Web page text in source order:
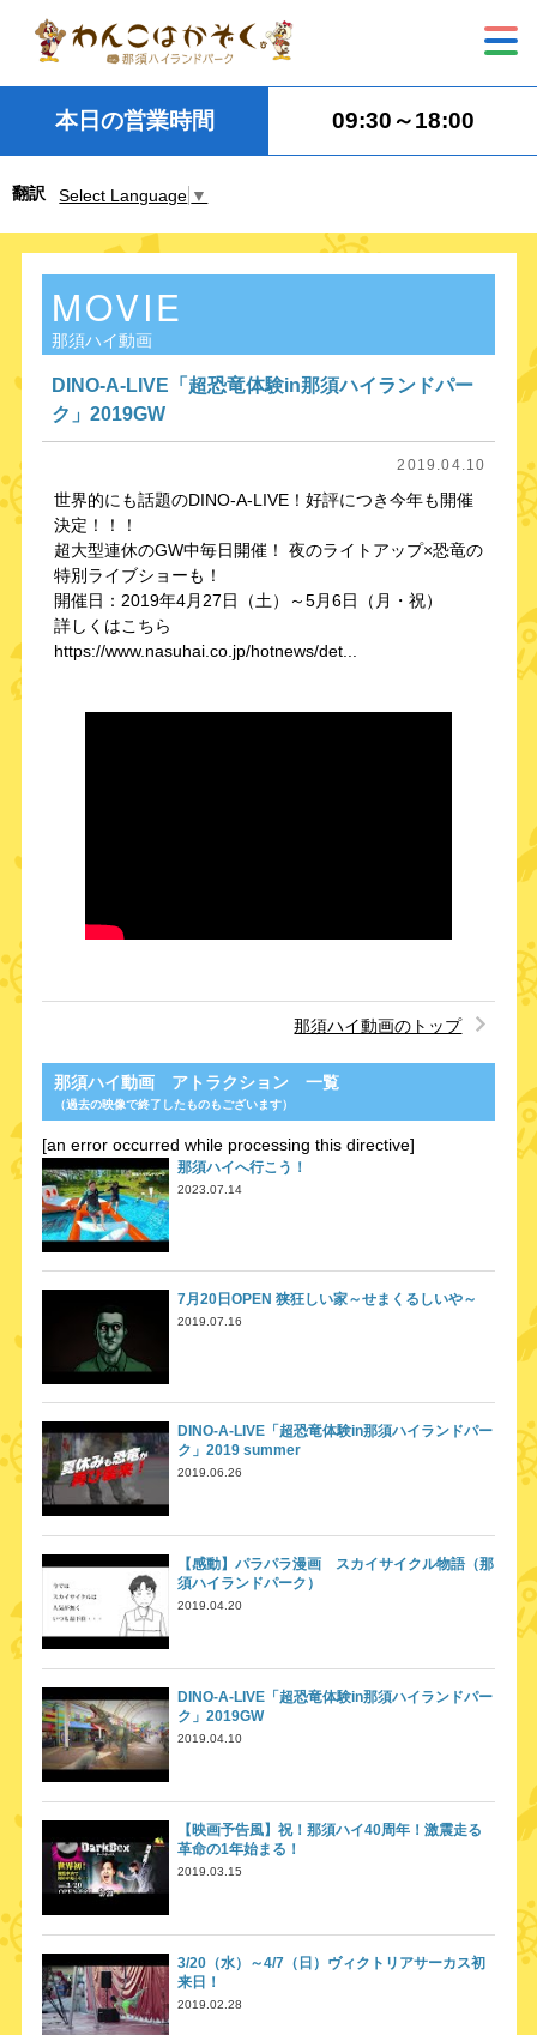
本日の営業時間 09:30～18:00
翻訳 Select Language ▼
MOVIE
那須ハイ動画
DINO-A-LIVE「超恐竜体験in那須ハイランドパー
ク」2019GW
2019.04.10
世界的にも話題のDINO-A-LIVE！好評につき今年も開催
決定！！！
超大型連休のGW中毎日開催！ 夜のライトアップ×恐⻯の
特別ライブショーも！
開催日：2019年4月27日（土）～5月6日（月・祝）
詳しくはこちら
https://www.nasuhai.co.jp/hotnews/det...
那須ハイ動画のトップ
那須ハイ動画 アトラクション 一覧
（過去の映像で終了したものもございます）
[an error occurred while processing this directive]
那須ハイへ行こう！
2023.07.14
7月20日OPEN 狭狂しい家～せまくるしいや～
2019.07.16
DINO-A-LIVE「超恐竜体験in那須ハイランドパー
ク」2019 summer
2019.06.26
【感動】パラパラ漫画 スカイサイクル物語（那
須ハイランドパーク）
2019.04.20
DINO-A-LIVE「超恐竜体験in那須ハイランドパー
ク」2019GW
2019.04.10
【映画予告風】祝！那須ハイ40周年！激震走る
革命の1年始まる！
2019.03.15
3/20（水）～4/7（日）ヴィクトリアサーカス初
来日！
2019.02.28